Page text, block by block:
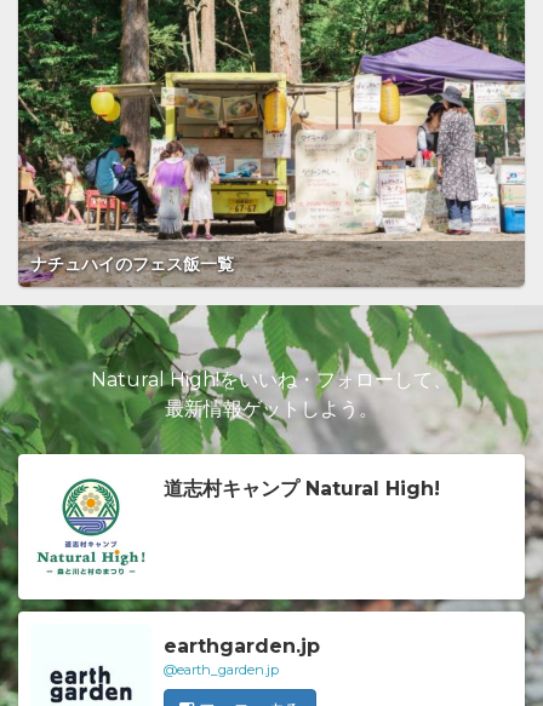
ナチュハイのフェス飯一覧
Natural High!をいいね・フォローして、
最新情報ゲットしよう。
道志村キャンプ Natural High!
earthgarden.jp
@earth_garden.jp